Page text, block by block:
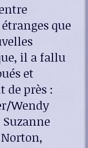
que
il a fallu
et
de près :
Wendy
Suzanne